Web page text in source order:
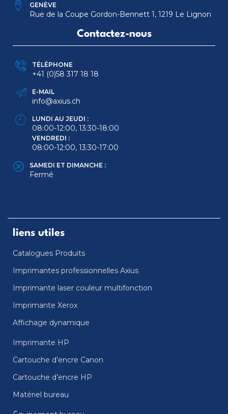
GENÈVE
Rue de la Coupe Gordon-Bennett 1, 1219 Le Lignon
Contactez-nous
TÉLÉPHONE
+41 (0)58 317 18 18
E-MAIL
info@axius.ch
LUNDI AU JEUDI :
08:00-12:00, 13:30-18:00
VENDREDI :
08:00-12:00, 13:30-17:00
SAMEDI ET DIMANCHE :
Fermé
liens utiles
Catalogues Produits
Imprimantes professionnelles Axius
Imprimante laser couleur multifonction
Imprimante Xerox
Affichage dynamique
Imprimante HP
Cartouche d’encre Canon
Cartouche d’encre HP
Matériel bureau